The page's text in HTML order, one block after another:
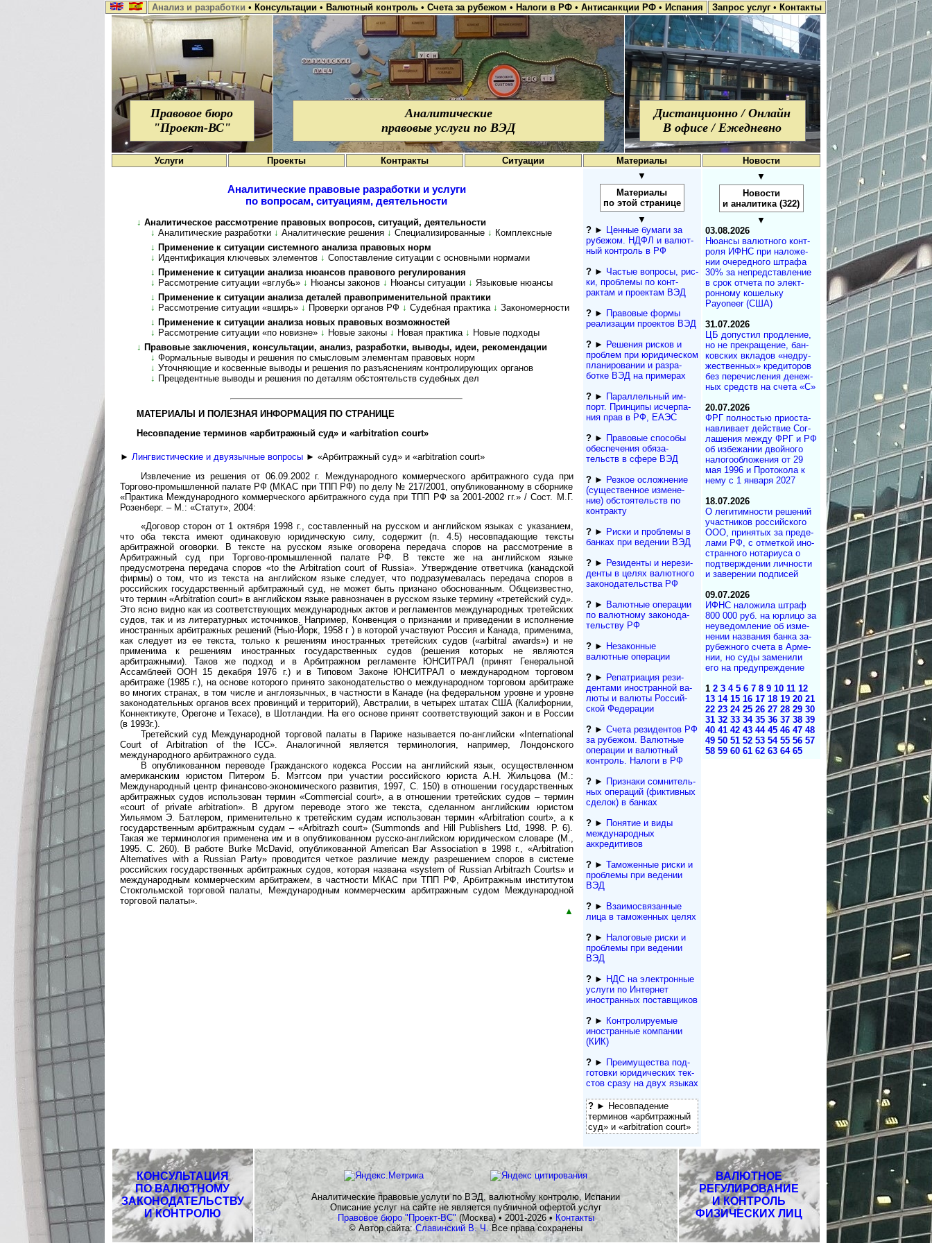
Анализ и разработки • Консультации • Валютный контроль • Счета за рубежом • Налоги в РФ • Антисанкции РФ • Испания Запрос услуг • Контакты
Правовое бюро
"Проект-ВС"
Аналитические
правовые услуги по ВЭД
Дистанционно / Онлайн
В офисе / Ежедневно
Услуги Проекты Контракты Ситуации Материалы Новости
Аналитические правовые разработки и услуги
по вопросам, ситуациям, деятельности
↓ Аналитическое рассмотрение правовых во­п­ро­сов, си­ту­а­ций, де­я­тель­ности
↓ Аналитические разработки ↓ Ана­ли­ти­чес­кие ре­ше­ния ↓ Спе­ци­а­ли­зи­ро­ван­ные ↓ Комп­лекс­ные
↓ Применение к ситуации системного ана­ли­за пра­во­вых норм
↓ Идентификация ключевых элементов ↓ Со­по­став­ле­ние си­ту­а­ции с ос­нов­ны­ми нор­мами
↓ Применение к ситуации анализа нюансов пра­во­во­го ре­гу­ли­ро­ва­ния
↓ Рассмотрение ситуации «вглубь» ↓ Нюансы законов ↓ Нюансы ситуации ↓ Языковые нюансы
↓ Применение к ситуации анализа де­та­лей пра­во­при­ме­ни­тель­ной прак­тики
↓ Рассмотрение ситуации «вширь» ↓ Проверки органов РФ ↓ Су­деб­ная прак­ти­ка ↓ За­ко­но­мер­нос­ти
↓ Применение к ситуации анализа но­вых пра­во­вых воз­мож­нос­тей
↓ Рассмотрение ситуации «по новизне» ↓ Новые законы ↓ Но­вая прак­тика ↓ Но­вые под­ходы
↓ Правовые заключения, консультации, анализ, раз­ра­бот­ки, вы­во­ды, идеи, ре­ко­мен­дации
↓ Формальные выводы и решения по смыс­ло­вым эле­мен­там пра­во­вых норм
↓ Уточняющие и косвенные выводы и решения по разъ­яс­не­ни­ям кон­т­ро­ли­ру­ю­щих ор­га­нов
↓ Прецедентные выводы и решения по де­та­лям об­сто­я­тельств су­деб­ных дел
МАТЕРИАЛЫ И ПОЛЕЗНАЯ ИНФОРМАЦИЯ ПО СТРАНИЦЕ
Несовпадение терминов «арбитражный суд» и «arbitration court»
► Лингвистические и двуязычные вопросы► «Арбитражный суд» и «arbitration court»
Извлечение из решения от 06.09.2002 г. Международного коммерческого арбитражного суда при
Торгово-промышленной палате РФ (МКАС при ТПП РФ) по делу № 217/2001, опубликованному в сборнике
«Практика Международного коммерческого арбитражного суда при ТПП РФ за 2001-2002 гг.» / Сост. М.Г.
Розенберг. – М.: «Статут», 2004:
«Договор сторон от 1 октября 1998 г., составленный на русском и английском языках с указанием,
что оба текста имеют одинаковую юридическую силу, содержит (п. 4.5) несовпадающие тексты
арбитражной оговорки. В тексте на русском языке оговорена передача споров на рассмотрение в
Арбитражный суд при Торгово-промышленной палате РФ. В тексте же на английском языке
предусмотрена передача споров «to the Arbitration court of Russia». Утверждение ответчика (канадской
фирмы) о том, что из текста на английском языке следует, что подразумевалась передача споров в
российских государственный арбитражный суд, не может быть признано обоснованным. Общеизвестно,
что термин «Arbitration court» в английском языке равнозначен в русском языке термину «третейский суд».
Это ясно видно как из соответствующих международных актов и регламентов международных третейских
судов, так и из литературных источников. Например, Конвенция о признании и приведении в исполнение
иностранных арбитражных решений (Нью-Йорк, 1958 г ) в которой участвуют Россия и Канада, применима,
как следует из ее текста, только к решениям иностранных третейских судов («arbitral awards») и не
применима к решениям иностранных государственных судов (решения которых не являются
арбитражными). Таков же подход и в Арбитражном регламенте ЮНСИТРАЛ (принят Генеральной
Ассамблеей ООН 15 декабря 1976 г.) и в Типовом Законе ЮНСИТРАЛ о международном торговом
арбитраже (1985 г.), на основе которого принято законодательство о международном торговом арбитраже
во многих странах, в том числе и англоязычных, в частности в Канаде (на федеральном уровне и уровне
законодательных органов всех провинций и территорий), Австралии, в четырех штатах США (Калифорнии,
Коннектикуте, Орегоне и Техасе), в Шотландии. На его основе принят соответствующий закон и в России
(в 1993г.).
Третейский суд Международной торговой палаты в Париже называется по-английски «International
Court of Arbitration of the ICC». Аналогичной является терминология, например, Лондонского
международного арбитражного суда.
В опубликованном переводе Гражданского кодекса России на английский язык, осуществленном
американским юристом Питером Б. Мэггсом при участии российского юриста А.Н. Жильцова (М.:
Международный центр финансово-экономического развития, 1997, С. 150) в отношении государственных
арбитражных судов использован термин «Commercial court», а в отношении третейских судов – термин
«court of private arbitration». В другом переводе этого же текста, сделанном английским юристом
Уильямом Э. Батлером, применительно к третейским судам использован термин «Arbitration court», а к
государственным арбитражным судам – «Arbitrazh court» (Summonds and Hill Publishers Ltd, 1998. Р. 6).
Такая же терминология применена им и в опубликованном русско-английском юридическом словаре (М.,
1995. С. 260). В работе Burke McDavid, опубликованной American Bar Association в 1998 г., «Arbitration
Alternatives with a Russian Party» проводится четкое различие между разрешением споров в системе
российских государственных арбитражных судов, которая названа «system of Russian Arbitrazh Courts» и
международным коммерческим арбитражем, в частности МКАС при ТПП РФ, Арбитражным институтом
Стокгольмской торговой палаты, Международным коммерческим арбитражным судом Международной
торговой палаты».
▲
▼
Материалы
по этой странице
▼
?► Ценные бумаги за
рубежом. НДФЛ и ва­лют­
ный кон­т­роль в РФ
?► Частые вопросы, рис­
ки, проблемы по конт­
рактам и проектам ВЭД
?► Правовые формы
реализации проектов ВЭД
?► Решения рисков и
про­блем при юридичес­ком
планирова­нии и разра­
ботке ВЭД на примерах
?► Параллельный им­
порт. Прин­ци­пы ис­чер­па­
ния прав в РФ, ЕАЭС
?► Правовые способы
обеспечения обяза­
тельств в сфере ВЭД
?► Резкое осложнение
(сущест­вен­ное измене­
ние) обсто­ятельств по
контракту
?► Риски и проблемы в
банках при ведении ВЭД
?► Резиденты и не­ре­зи­
ден­ты в целях валютного
за­ко­но­да­тель­ст­ва РФ
?► Валютные операции
по валютному за­ко­но­да­
тель­ст­ву РФ
?► Незаконные
валютные операции
?► Репатриация ре­зи­
ден­та­ми иностранной ва­
лю­ты и валюты Рос­сий­
ской Федерации
?► Счета резидентов РФ
за рубежом. Валютные
операции и валютный
контроль. Налоги в РФ
?► Признаки сомнитель­
ных операций (фиктивных
сделок) в банках
?► Понятие и виды
международных
аккредитивов
?► Таможенные риски и
проблемы при ведении
ВЭД
?► Взаимосвязанные
лица в таможенных целях
?► Налоговые риски и
проблемы при ведении
ВЭД
?► НДС на электронные
услуги по Интернет
иностранных поставщиков
?► Контролируемые
иностранные компании
(КИК)
?► Преимущества под­
гото­вки юри­ди­чес­ких тек­
с­тов сразу на двух языках
?► Несовпадение
терминов «арбитражный
суд» и «arbitration court»
▼
Новости
и аналитика (322)
▼
03.08.2026
Нюансы валют­но­го кон­т­
ро­ля ИФНС при на­ло­же­
нии оче­ре­д­но­го штра­фа
30% за не­пред­с­та­в­ле­ние
в срок от­че­та по эле­к­т­
рон­но­му ко­ше­ль­ку
Payoneer (США)
31.07.2026
ЦБ допустил продле­ние,
но не пре­кра­ще­ние, бан­
ков­ских вкла­дов «не­дру­
же­ст­вен­ных» кре­ди­то­ров
без пе­ре­чис­ле­ния де­не­ж­
ных средств на сче­та «С»
20.07.2026
ФРГ полностью при­ос­та­
на­в­ли­ва­ет дей­ст­вие Со­г­
ла­ше­ния меж­ду ФРГ и РФ
об из­бе­жа­нии двой­но­го
на­ло­го­об­ло­же­ния от 29
мая 1996 и Про­то­ко­ла к
нему с 1 ян­ва­ря 2027
18.07.2026
О легитимности ре­ше­ний
участ­ни­ков рос­сий­ско­го
ООО, при­ня­тых за пре­де­
ла­ми РФ, с от­мет­кой ино­
ст­ран­но­го но­та­ри­у­са о
под­т­вер­ж­де­нии лич­но­с­ти
и за­ве­ре­нии под­писей
09.07.2026
ИФНС наложила штраф
800 000 руб. на юр­ли­цо за
неуве­дом­ле­ние об из­ме­
не­нии на­з­ва­ния бан­ка за­
ру­беж­но­го сче­та в Ар­ме­
нии, но су­ды за­ме­ни­ли
его на пре­ду­преж­де­ние
1 2 3 4 5 6 7 8 9 10 11 12
13 14 15 16 17 18 19 20 21
22 23 24 25 26 27 28 29 30
31 32 33 34 35 36 37 38 39
40 41 42 43 44 45 46 47 48
49 50 51 52 53 54 55 56 57
58 59 60 61 62 63 64 65
КОНСУЛЬТАЦИЯ
ПО ВАЛЮТНОМУ
ЗАКОНОДАТЕЛЬСТВУ
И КОНТРОЛЮ
Аналитические правовые услуги по ВЭД, валютному контролю, Испании
Описание услуг на сайте не является публичной офертой услуг
Правовое бюро "Проект-ВС"(Москва) • 2001-2026 • Контакты
© Автор сайта:Славинский В. Ч.Все права сохранены
ВАЛЮТНОЕ
РЕГУЛИРОВАНИЕ
И КОНТРОЛЬ
ФИЗИЧЕСКИХ ЛИЦ